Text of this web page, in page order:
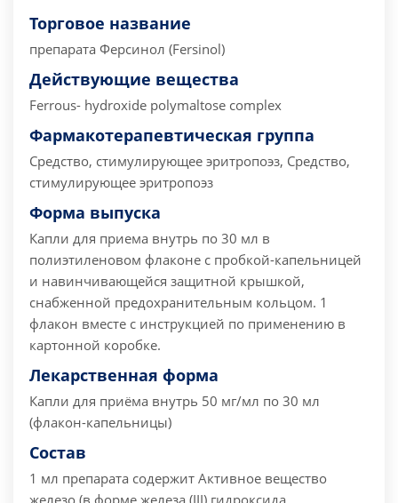
Торговое название
препарата Ферсинол (Fersinol)
Действующие вещества
Ferrous- hydroxide polymaltose complex
Фармакотерапевтическая группа
Средство, стимулирующее эритропоэз, Средство,
стимулирующее эритропоэз
Форма выпуска
Капли для приема внутрь по 30 мл в
полиэтиленовом флаконе с пробкой-капельницей
и навинчивающейся защитной крышкой,
снабженной предохранительным кольцом. 1
флакон вместе с инструкцией по применению в
картонной коробке.
Лекарственная форма
Капли для приёма внутрь 50 мг/мл по 30 мл
(флакон-капельницы)
Состав
1 мл препарата содержит Активное вещество